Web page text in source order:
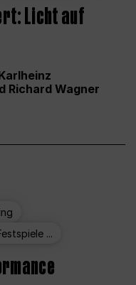
Licht auf
Richard Wagner
...